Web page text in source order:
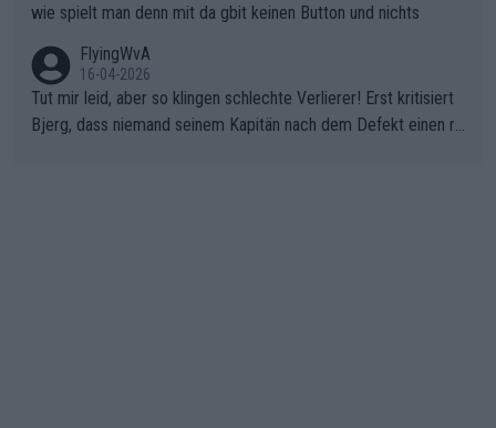
wie spielt man denn mit da gbit keinen Button und nichts
FlyingWvA
16-04-2026
Tut mir leid, aber so klingen schlechte Verlierer! Erst kritisiert
Bjerg, dass niemand seinem Kapitän nach dem Defekt einen ro